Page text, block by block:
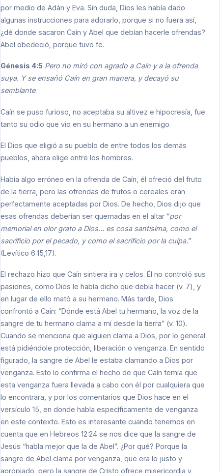
por medio de Adán y Eva. Sin duda, Dios les había dado
algunas instrucciones para adorarlo, porque si no fuera así,
¿dé donde sacaron Caín y Abel que debían hacerle ofrendas?
Abel obedeció, porque tuvo fe.
Génesis 4:5 Pero no miró con agrado a Caín y a la ofrenda
suya. Y se ensañó Caín en gran manera, y decayó su
semblante.
Caín se puso furioso, no aceptaba su altivez e hipocresía, fue
tanto su odio que vio en su hermano a un enemigo.
El Dios que eligió a su pueblo de entre todos los demás
pueblos, ahora elige entre los hombres.
Había algo erróneo en la ofrenda de Caín, él ofreció del fruto
de la tierra, pero las ofrendas de frutos o cereales eran
perfectamente aceptadas por Dios. De hecho, Dios dijo que
esas ofrendas deberían ser quemadas en el altar “por
memorial en olor grato a Dios… es cosa santísima, como el
sacrificio por el pecado, y como el sacrificio por la culpa.”
(Levítico 6:15,17).
El rechazo hizo que Caín sintiera ira y celos. Él no controló sus
pasiones, como Dios le había dicho que debía hacer (v. 7), y
en lugar de ello mató a su hermano. Más tarde, Dios
confrontó a Caín: “Dónde está Abel tu hermano, la voz de la
sangre de tu hermano clama a mí desde la tierra” (v. 10).
Cuando se menciona que alguien clama a Dios, por lo general
está pidiéndole protección, liberación o venganza. En sentido
figurado, la sangre de Abel le estaba clamando a Dios por
venganza. Esto lo confirma el hecho de que Caín temía que
esta venganza fuera llevada a cabo con él por cualquiera que
lo encontrara, y por los comentarios que Dios hace en el
versículo 15, en donde habla específicamente de venganza
en este contexto. Esto es interesante cuando tenemos en
cuenta que en Hebreos 12:24 se nos dice que la sangre de
Jesús “habla mejor que la de Abel”. ¿Por qué? Porque la
sangre de Abel clama por venganza, que era lo justo y
apropiado, pero la sangre de Cristo ofrece misericordia y